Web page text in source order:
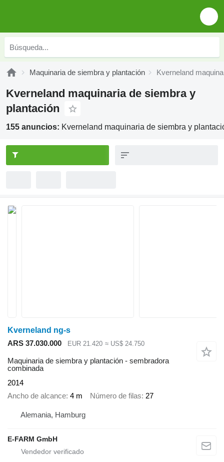
Maquinaria de siembra y plantación Kverneland
Kverneland maquinaria de siembra y
plantación
155 anuncios: Kverneland maquinaria de siembra y
Kverneland ng-s
ARS 37.030.000
EUR 21.420 ≈ US$ 24.750
Maquinaria de siembra y plantación - sembradora
combinada
2014
Ancho de alcance 4 m Número de filas 27
Alemania, Hamburg
E-FARM GmbH